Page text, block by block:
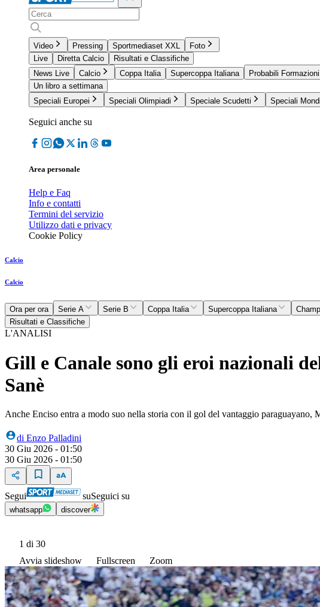
Video Pressing Sportmediaset XXL
Foto
Live
Diretta Calcio
Risultati e Classifiche
News Live
Calcio Coppa Italia Supercoppa Italiana Probabili Formazioni
Un libro a settimana
Speciali Europei
Speciali Olimpiadi Speciale Scudetti Speciali
Seguici anche su
Area personale
Help e Faq
Info e contatti
Termini del servizio
Utilizzo dati e privacy
Cookie Policy
Calcio
Calcio
Ora per ora Serie A Serie B Coppa Italia Supercoppa Italiana
Risultati e Classifiche
L'ANALISI
Gill e Canale sono gli eroi nazionali
Sanè
Anche Enciso entra a modo suo nella storia con il gol del vantaggio paraguayano,
di Enzo Palladini
30 Giu 2026 - 01:50
30 Giu 2026 - 01:50
Segui suSeguici su
whatsapp discover
1 di 30
Avvia slideshow
Fullscreen Zoom